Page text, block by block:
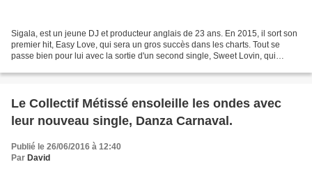
Sigala, est un jeune DJ et producteur anglais de 23 ans. En 2015, il sort son
premier hit, Easy Love, qui sera un gros succès dans les charts. Tout se
passe bien pour lui avec la sortie d'un second single, Sweet Lovin, qui
Le Collectif Métissé ensoleille les ondes avec
leur nouveau single, Danza Carnaval.
Publié le 26/06/2016 à 12:40
Par David